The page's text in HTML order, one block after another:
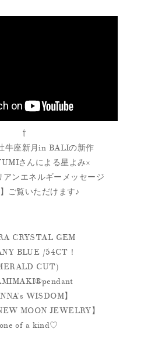
⇧
牛座新月in BALIの新作
さんによる星よみ×
アンエネルギーメッセージ
】ご覧いただけます♪
CRYSTAL GEM
BLUE /54CT！
CUT)
WISDOM】
MOON JEWELRY】
of a kind♡